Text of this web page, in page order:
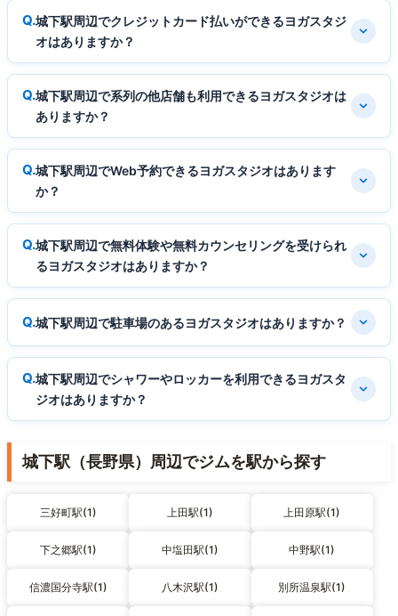
城下駅周辺でクレジットカード払いができるヨガスタジ
オはありますか？
城下駅周辺で系列の他店舗も利用できるヨガスタジオは
ありますか？
城下駅周辺でWeb予約できるヨガスタジオはあります
か？
城下駅周辺で無料体験や無料カウンセリングを受けられ
るヨガスタジオはありますか？
城下駅周辺で駐車場のあるヨガスタジオはありますか？
城下駅周辺でシャワーやロッカーを利用できるヨガスタ
ジオはありますか？
城下駅（長野県）周辺でジムを駅から探す
三好町駅(1) 上田駅(1) 上田原駅(1)
下之郷駅(1) 中塩田駅(1) 中野駅(1)
信濃国分寺駅(1) 八木沢駅(1) 別所温泉駅(1)